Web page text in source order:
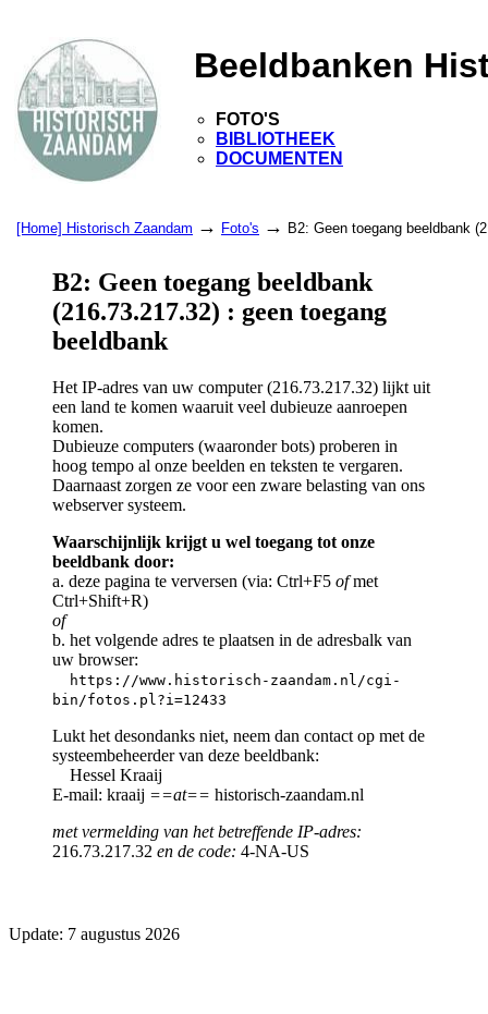
Beeldbanken
FOTO'S
BIBLIOTHEEK
DOCUMENTEN
[Home] Historisch Zaandam → Foto's → B2: Geen toegang beeldbank
B2: Geen toegang beeldbank
(216.73.217.32) : geen toegang
beeldbank
Het IP-adres van uw computer (216.73.217.32) lijkt uit
een land te komen waaruit veel dubieuze aanroepen
komen.
Dubieuze computers (waaronder bots) proberen in
hoog tempo al onze beelden en teksten te vergaren.
Daarnaast zorgen ze voor een zware belasting van ons
webserver systeem.
Waarschijnlijk krijgt u wel toegang tot onze
beeldbank door:
a. deze pagina te verversen (via: Ctrl+F5 ofmet
Ctrl+Shift+R)
of
b. het volgende adres te plaatsen in de adresbalk van
uw browser:
https://www.historisch-zaandam.nl/cgi-
bin/fotos.pl?i=12433
Lukt het desondanks niet, neem dan contact op met de
systeembeheerder van deze beeldbank:
Hessel Kraaij
E-mail: kraaij ==at== historisch-zaandam.nl
met vermelding van het betreffende IP-adres:
216.73.217.32 en de code: 4-NA-US
Update: 7 augustus 2026